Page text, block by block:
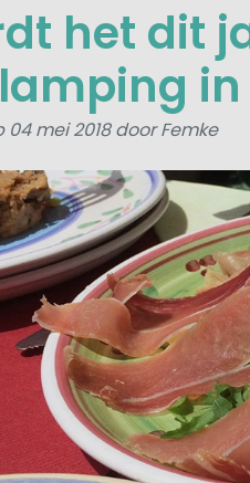
het dit
in
04 mei 2018 door Femke